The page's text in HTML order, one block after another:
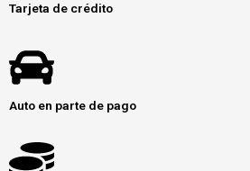
Tarjeta de crédito
Auto en parte de pago